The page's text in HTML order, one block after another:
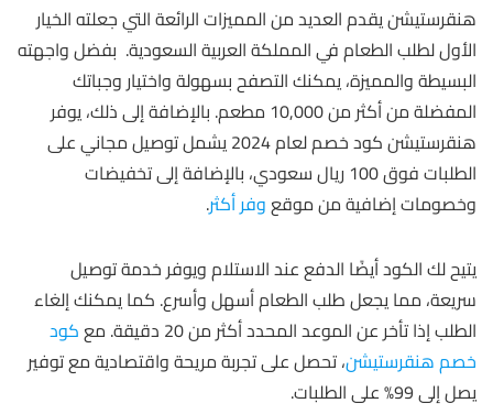
هنقرستيشن يقدم العديد من المميزات الرائعة التي جعلته الخيار
الأول لطلب الطعام في المملكة العربية السعودية. بفضل واجهته
البسيطة والمميزة، يمكنك التصفح بسهولة واختيار وجباتك
المفضلة من أكثر من 10,000 مطعم. بالإضافة إلى ذلك، يوفر
هنقرستيشن كود خصم لعام 2024 يشمل توصيل مجاني على
الطلبات فوق 100 ريال سعودي، بالإضافة إلى تخفيضات
وخصومات إضافية من موقعوفر أكثر.
يتيح لك الكود أيضًا الدفع عند الاستلام ويوفر خدمة توصيل
سريعة، مما يجعل طلب الطعام أسهل وأسرع. كما يمكنك إلغاء
الطلب إذا تأخر عن الموعد المحدد أكثر من 20 دقيقة. مع
كود
خصم هنقرستيشن، تحصل على تجربة مريحة واقتصادية مع توفير
يصل إلى 99% على الطلبات.